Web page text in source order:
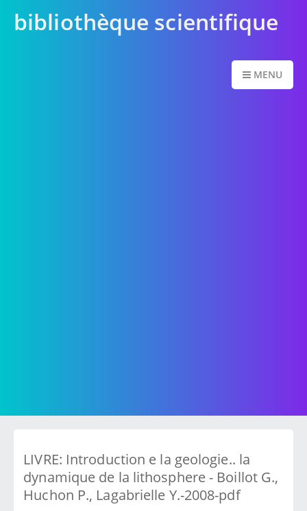
bibliothèque scientifique
MENU
LIVRE: Introduction e la geologie.. la
dynamique de la lithosphere - Boillot G.,
Huchon P., Lagabrielle Y.-2008-pdf